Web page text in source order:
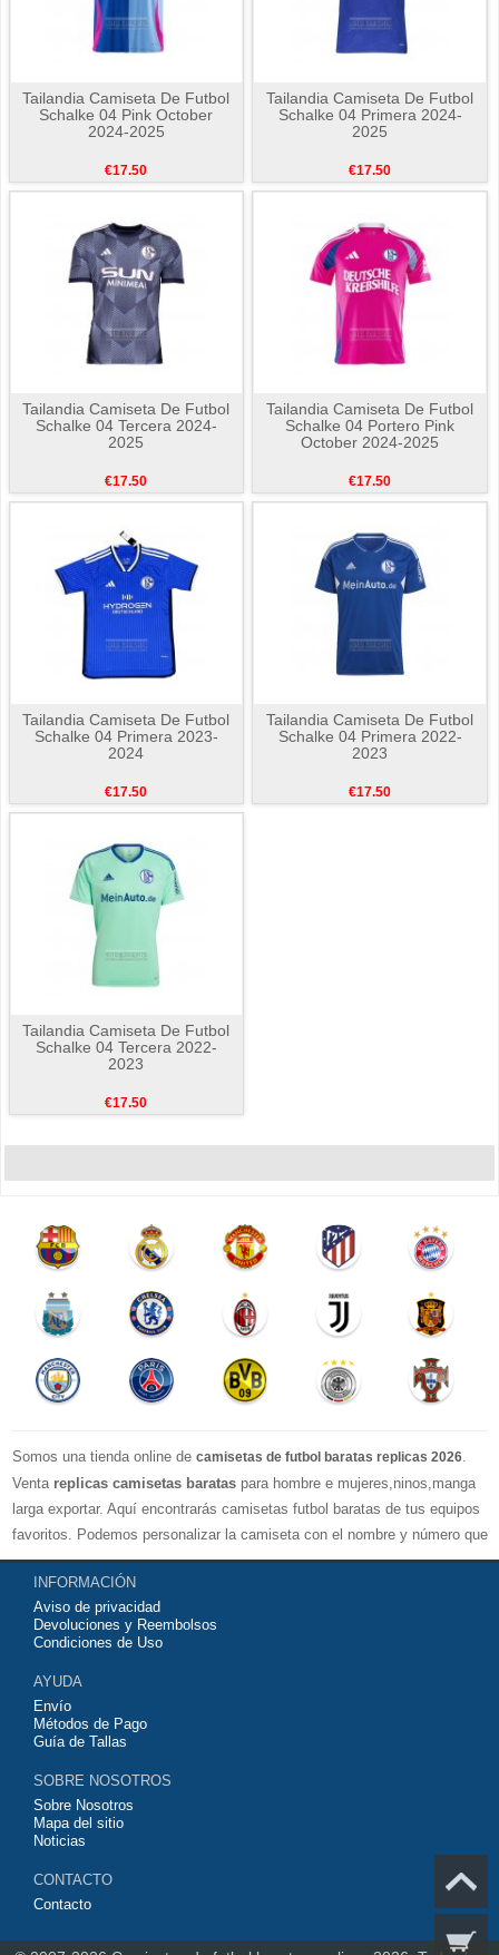
Tailandia Camiseta De Futbol
Schalke 04 Pink October
2024-2025
€17.50
Tailandia Camiseta De Futbol
Schalke 04 Primera 2024-
2025
€17.50
Tailandia Camiseta De Futbol
Schalke 04 Tercera 2024-
2025
€17.50
Tailandia Camiseta De Futbol
Schalke 04 Portero Pink
October 2024-2025
€17.50
Tailandia Camiseta De Futbol
Schalke 04 Primera 2023-
2024
€17.50
Tailandia Camiseta De Futbol
Schalke 04 Primera 2022-
2023
€17.50
Tailandia Camiseta De Futbol
Schalke 04 Tercera 2022-
2023
€17.50
Somos una tienda online de camisetas de futbol baratas replicas 2026
Venta replicas camisetas baratas para hombre e mujeres,ninos,manga
larga exportar. Aquí encontrarás camisetas futbol baratas de tus equipos
favoritos. Podemos personalizar la camiseta con el nombre y número que
quieras. Nuestrascamisetas de futbol replicasson de máxima calidad
tailandesa por lo que estamos convencidos que quedarás muy satisfecho
con ella. Estas camisetas tienen un tejido transpirable por lo que te
servirán para jugar al fútbol o simplemente para animar a tu equipo
contáctanos y haremos lo posible para conseguirtela lo más barata
posible.
INFORMACIÓN
Aviso de privacidad
Devoluciones y Reembolsos
Condiciones de Uso
AYUDA
Envío
Métodos de Pago
Guía de Tallas
SOBRE NOSOTROS
Sobre Nosotros
Mapa del sitio
Noticias
CONTACTO
Contacto